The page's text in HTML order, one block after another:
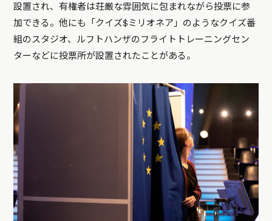
設置され、有権者は荘厳な雰囲気に包まれながら投票に参
加できる。他にも「クイズ$ミリオネア」のようなクイズ番
組のスタジオ、ルフトハンザのフライトトレーニングセン
ターなどに投票所が設置されたことがある。